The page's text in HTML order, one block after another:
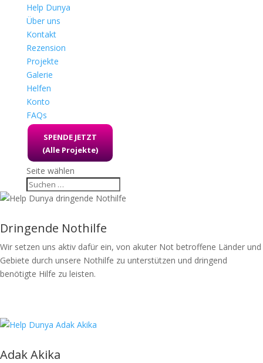
Help Dunya
Über uns
Kontakt
Rezension
Projekte
Galerie
Helfen
Konto
FAQs
SPENDE JETZT
(Alle Projekte)
Seite wählen
Dringende Nothilfe
Wir setzen uns aktiv dafür ein, von akuter Not betroffene Länder und
Gebiete durch unsere Nothilfe zu unterstützen und dringend
benötigte Hilfe zu leisten.
Adak Akika